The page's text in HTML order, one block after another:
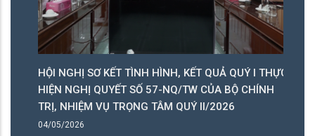
HỘI NGHỊ SƠ KẾT TÌNH HÌNH, KẾT QUẢ QUÝ I THỰC
HIỆN NGHỊ QUYẾT SỐ 57-NQ/TW CỦA BỘ CHÍNH
TRỊ, NHIỆM VỤ TRỌNG TÂM QUÝ II/2026
04/05/2026